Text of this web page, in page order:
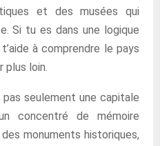
et des musées qui
Si tu es dans une logique
à comprendre le pays
plus loin.
pas seulement une capitale
concentré de mémoire
monuments historiques,